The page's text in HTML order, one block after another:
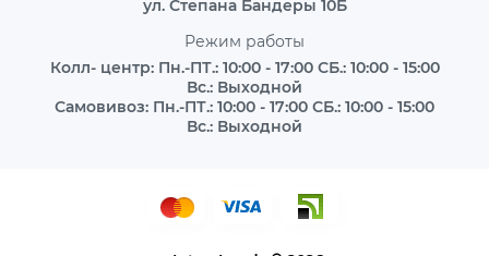
ул. Степана Бандеры 10Б
Режим работы
Колл- центр: Пн.-ПТ.: 10:00 - 17:00 СБ.: 10:00 - 15:00
Вс.: Выходной
Самовивоз: Пн.-ПТ.: 10:00 - 17:00 СБ.: 10:00 - 15:00
Вс.: Выходной